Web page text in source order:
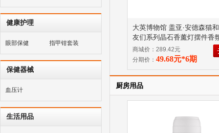
健康护理
眼部保健 指甲钳套装
保健器械
血压计
生活用品
大英博物馆 盖亚·安德森猫
友们系列晶石香薰灯摆件香
色
商城价：289.42元
分期价： 49.68元*6期
厨房用品